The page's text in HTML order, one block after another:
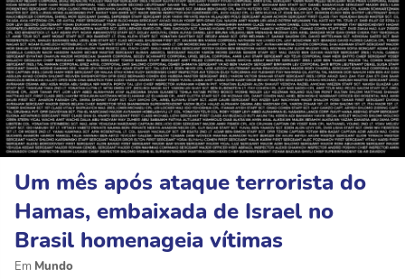
Um mês após ataque terrorista do
Hamas, embaixada de Israel no
Brasil homenageia vítimas
Mundo